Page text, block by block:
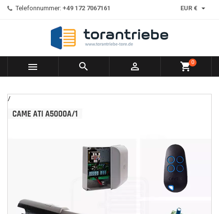
Telefonnummer: +49 172 7067161 EUR € 
   shopping_cart0
/